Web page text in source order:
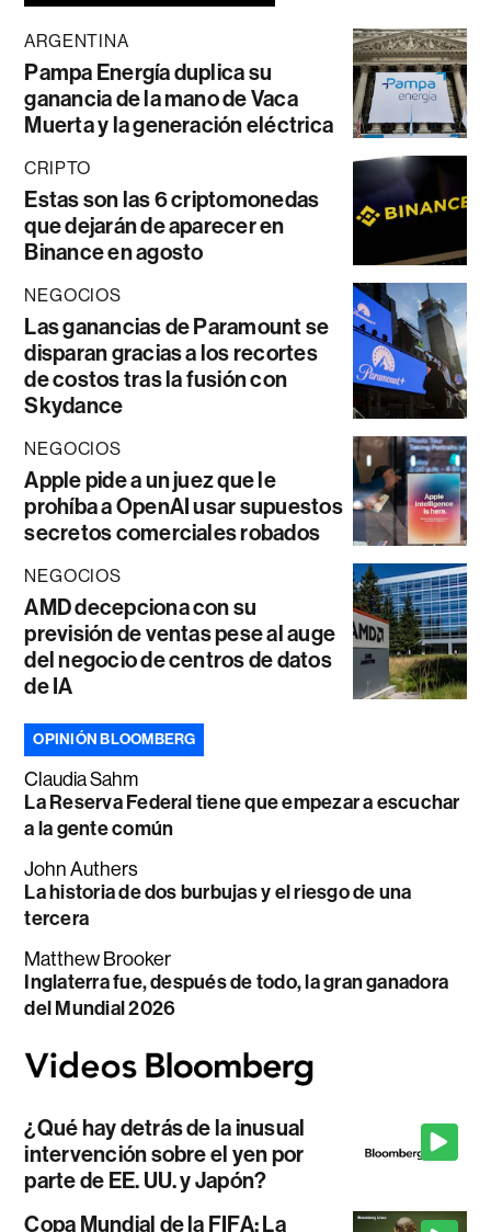
ARGENTINA
Pampa Energía duplica su
ganancia de la mano de Vaca
Muerta y la generación eléctrica
CRIPTO
Estas son las 6 criptomonedas
que dejarán de aparecer en
Binance en agosto
NEGOCIOS
Las ganancias de Paramount se
disparan gracias a los recortes
de costos tras la fusión con
Skydance
NEGOCIOS
Apple pide a un juez que le
prohíba a OpenAI usar supuestos
secretos comerciales robados
NEGOCIOS
AMD decepciona con su
previsión de ventas pese al auge
del negocio de centros de datos
de IA
OPINIÓN BLOOMBERG
Claudia Sahm
La Reserva Federal tiene que empezar a escuchar
a la gente común
John Authers
La historia de dos burbujas y el riesgo de una
tercera
Matthew Brooker
Inglaterra fue, después de todo, la gran ganadora
del Mundial 2026
¿Qué hay detrás de la inusual
intervención sobre el yen por
parte de EE. UU. y Japón?
Copa Mundial de la FIFA: La